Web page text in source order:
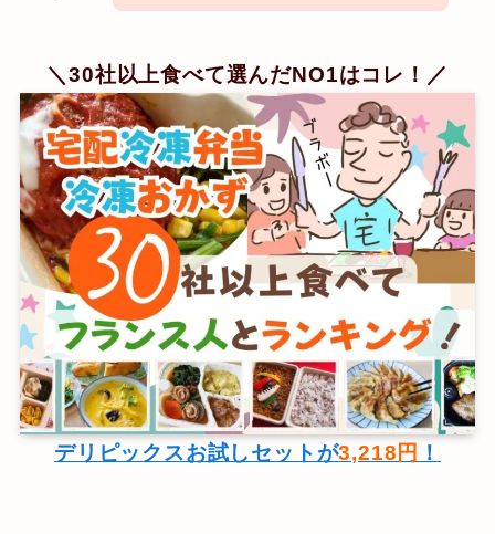
＼30社以上食べて選んだNO1はコレ！／
デリピックスお試しセットが3,218円 ！